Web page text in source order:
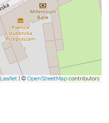
Leaflet | © OpenStreetMap contributors